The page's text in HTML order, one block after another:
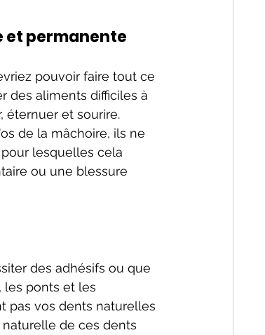
et permanente
pouvoir faire tout ce
des aliments difficiles à
éternuer et sourire.
de la mâchoire, ils ne
lesquelles cela
ou une blessure
des adhésifs ou que
les ponts et les
pas vos dents naturelles
de ces dents